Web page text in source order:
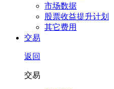
市场数据
股票收益提升计划
其它费用
交易
返回
交易